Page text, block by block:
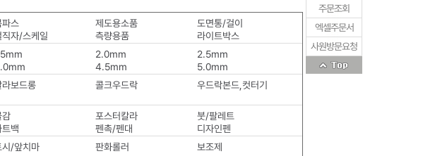
파스 제도용소품
도면통/걸이
직자/스케일 측량용품
라이트박스
2.0mm
2.5mm
4.5mm
5.0mm
라보드롱 콜크우드락
우드락본드,컷터기
감 포스터칼라
붓/팔레트
트백 펜촉/펜대
디자인펜
시/앞치마 판화롤러
보조제
주문조회
엑셀주문서
사원방문요청